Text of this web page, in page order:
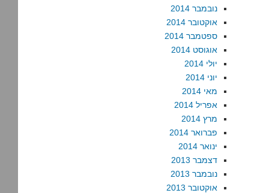
נובמבר 2014
אוקטובר 2014
ספטמבר 2014
אוגוסט 2014
יולי 2014
יוני 2014
מאי 2014
אפריל 2014
מרץ 2014
פברואר 2014
ינואר 2014
דצמבר 2013
נובמבר 2013
אוקטובר 2013